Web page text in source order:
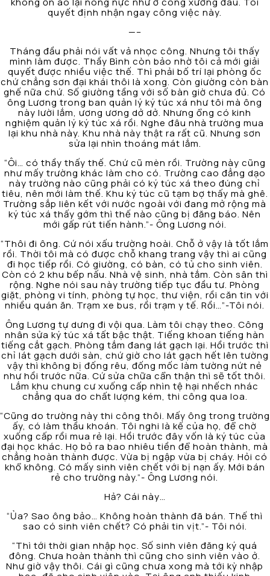
quyết định nhận ngay công việc này.
—–
Tháng đầu phải nói vất vả nhọc công. Nhưng tôi thấy
mình làm được. Thầy Bình còn bảo nhờ tôi cả mới giải
quyết được nhiều việc thế. Thì phải bố trí lại phòng ốc
chứ chẳng sơn đại khái thôi là xong. Còn giường còn bàn
ghế nữa chứ. Số giường tầng với số bàn giờ chưa đủ. Có
ông Lương trong ban quản lý ký túc xá như tôi mà ông
này lười lắm, ương ương dở dở. Nhưng ổng có kinh
nghiệm quản lý ký túc xá rồi. Nghe đâu nhà trường mua
lại khu nhà này. Khu nhà này thật ra rất cũ. Nhưng sơn
sửa lại nhìn thoáng mát lắm.
“Ôi… có thầy thấy thế. Chứ cũ mèn rồi. Trường này cũng
như mấy trường khác làm cho có. Trường cao đẳng dạo
này trường nào cũng phải có ký túc xá theo đúng chỉ
tiêu, nên mới làm thế. Khu ký túc cũ tạm bợ thấy mà ghê.
Trường sắp liên kết với nước ngoài với đang mở rộng mà
ký túc xá thấy gớm thì thế nào cũng bị đăng báo. Nên
mới gấp rút tiến hành.”- Ông Lương nói.
“Thôi đi ông. Cứ nói xấu trường hoài. Chỗ ở vậy là tốt lắm
rồi. Thời tôi mà có được chỗ khang trang vậy thì ai cũng
đi học tiếp rồi. Có giường, có bàn, có tủ cho sinh viên.
Còn có 2 khu bếp nấu. Nhà vệ sinh, nhà tắm. Còn sân thì
rộng. Nghe nói sau này trường tiếp tục đầu tư. Phòng
giặt, phòng vi tính, phòng tự học, thư viện, rồi căn tin với
nhiều quán ăn. Trạm xe bus, rồi trạm y tế. Rồi…”-Tôi nói.
Ông Lương tự dưng đi vội qua. Làm tôi chạy theo. Công
nhân sửa ký túc xá tất bậc thật. Tiếng khoan tiếng hàn
tiếng cắt gạch. Phòng tắm đang lát gạch lại. Hồi trước thì
chỉ lát gạch dưới sàn, chứ giờ cho lát gạch hết lên tường
vậy thì không bị đống rêu, đống mốc làm tường nứt nẻ
như hồi trước nữa. Cứ sửa chữa cẩn thận thì sẽ tốt thôi.
Lắm khu chung cư xuống cấp nhìn tệ hại nhếch nhác
chẳng qua do chất lượng kém, thi công qua loa.
“Cũng do trường này thi công thôi. Mấy ông trong trường
ấy, có làm thầu khoán. Tôi nghi là kế của họ, để chờ
xuống cấp rồi mua rẻ lại. Hồi trước đây vốn là ký túc của
đại học khác. Họ bỏ ra bao nhiêu tiền để hoàn thành, mà
chẳng hoàn thành được. Vừa bị ngập vừa bị cháy. Hỏi có
khổ không. Có mấy sinh viên chết với bị nạn ấy. Mới bán
rẻ cho trường này.”- Ông Lương nói.
Hả? Cái này…
“Ủa? Sao ông bảo… Không hoàn thành đã bán. Thế thì
sao có sinh viên chết? Có phải tin vịt.”- Tôi nói.
“Thì tới thời gian nhập học. Số sinh viên đăng ký quá
đông. Chưa hoàn thành thì cũng cho sinh viên vào ở.
Như giờ vậy thôi. Cái gì cũng chưa xong mà tới kỳ nhập